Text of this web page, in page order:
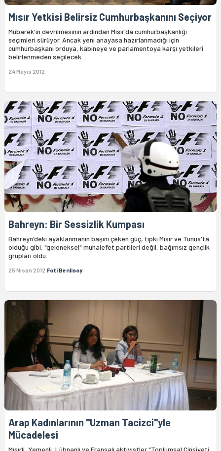
Mısır Yetkisi Belirsiz Cumhurbaşkanını Seçiyor
Mübarek'in devrilmesinin ardından Mısır'da cumhurbaşkanlığı
seçimleri sürüyor. Ancak yeni anayasa hazırlanmadığı için
cumhurbaşkanı orduya, kabineye ve parlamentoya karşı yetkileri
belirlenmeden seçilecek.
24 Mayıs 2012
Bahreyn: Bir Sessizlik Kumpası
Bahreyn'deki ayaklanmanın başını çeken güç, tıpkı Mısır ve Tunus'ta
olduğu gibi, "geleneksel" muhalefet partileri değil, bağımsız gençlik
grupları oldu.
25 Nisan 2012 Foti Benlisoy
Arap Kadınlarının "Uzman Tacizci"yle
Mücadelesi
Mısırlı, Yemenli, Lübnanlı ve Fransalı aktivistler "Toplumsal Cinsiyeti